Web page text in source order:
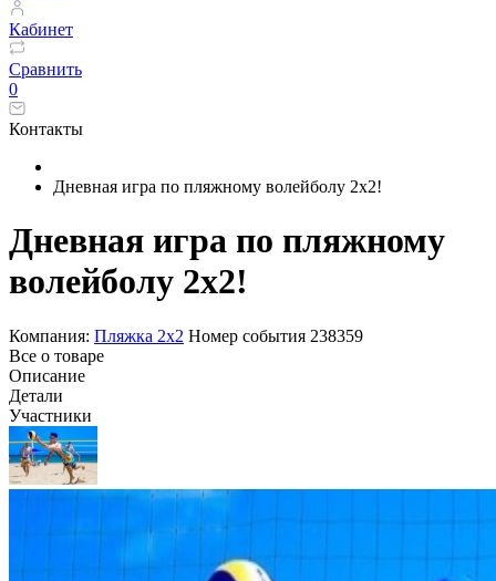
Кабинет
Сравнить
0
Контакты
Дневная игра по пляжному волейболу 2x2!
Дневная игра по пляжному
волейболу 2x2!
Компания: Пляжка 2х2 Номер события 238359
Все о товаре
Описание
Детали
Участники